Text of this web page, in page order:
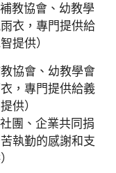
協會、幼教學會
，專門提供給義
供）